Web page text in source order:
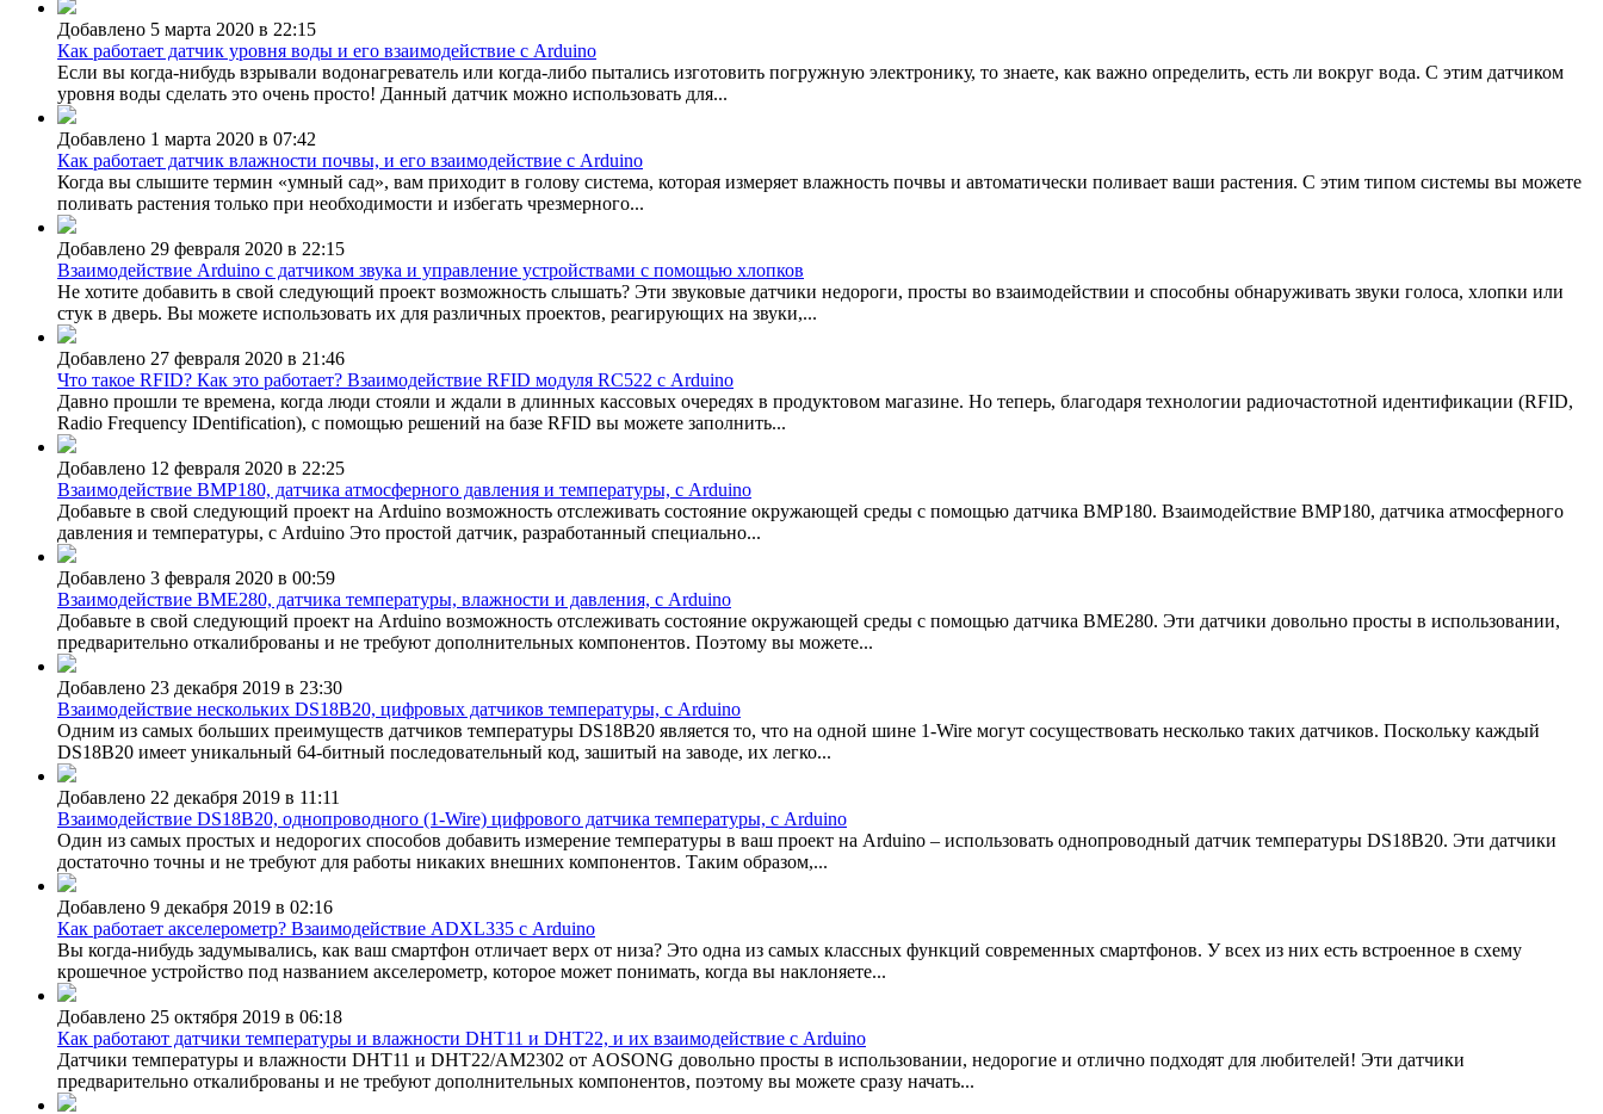
Добавлено 5 марта 2020 в 22:15
Как работает датчик уровня воды и его взаимодействие с Arduino
Если вы когда-нибудь взрывали водонагреватель или когда-либо пытались изготовить погружную электронику, то знаете, как важно определить, есть ли вокруг вода. С этим датчиком
уровня воды сделать это очень просто! Данный датчик можно использовать для...
Добавлено 1 марта 2020 в 07:42
Как работает датчик влажности почвы, и его взаимодействие с Arduino
Когда вы слышите термин «умный сад», вам приходит в голову система, которая измеряет влажность почвы и автоматически поливает ваши растения. С этим типом системы вы можете
поливать растения только при необходимости и избегать чрезмерного...
Добавлено 29 февраля 2020 в 22:15
Взаимодействие Arduino с датчиком звука и управление устройствами с помощью хлопков
Не хотите добавить в свой следующий проект возможность слышать? Эти звуковые датчики недороги, просты во взаимодействии и способны обнаруживать звуки голоса, хлопки или
стук в дверь. Вы можете использовать их для различных проектов, реагирующих на звуки,...
Добавлено 27 февраля 2020 в 21:46
Что такое RFID? Как это работает? Взаимодействие RFID модуля RC522 с Arduino
Давно прошли те времена, когда люди стояли и ждали в длинных кассовых очередях в продуктовом магазине. Но теперь, благодаря технологии радиочастотной идентификации (RFID,
Radio Frequency IDentification), с помощью решений на базе RFID вы можете заполнить...
Добавлено 12 февраля 2020 в 22:25
Взаимодействие BMP180, датчика атмосферного давления и температуры, с Arduino
Добавьте в свой следующий проект на Arduino возможность отслеживать состояние окружающей среды с помощью датчика BMP180. Взаимодействие BMP180, датчика атмосферного
давления и температуры, с Arduino Это простой датчик, разработанный специально...
Добавлено 3 февраля 2020 в 00:59
Взаимодействие BME280, датчика температуры, влажности и давления, с Arduino
Добавьте в свой следующий проект на Arduino возможность отслеживать состояние окружающей среды с помощью датчика BME280. Эти датчики довольно просты в использовании,
предварительно откалиброваны и не требуют дополнительных компонентов. Поэтому вы можете...
Добавлено 23 декабря 2019 в 23:30
Взаимодействие нескольких DS18B20, цифровых датчиков температуры, с Arduino
Одним из самых больших преимуществ датчиков температуры DS18B20 является то, что на одной шине 1-Wire могут сосуществовать несколько таких датчиков. Поскольку каждый
DS18B20 имеет уникальный 64-битный последовательный код, зашитый на заводе, их легко...
Добавлено 22 декабря 2019 в 11:11
Взаимодействие DS18B20, однопроводного (1-Wire) цифрового датчика температуры, с Arduino
Один из самых простых и недорогих способов добавить измерение температуры в ваш проект на Arduino – использовать однопроводный датчик температуры DS18B20. Эти датчики
достаточно точны и не требуют для работы никаких внешних компонентов. Таким образом,...
Добавлено 9 декабря 2019 в 02:16
Как работает акселерометр? Взаимодействие ADXL335 с Arduino
Вы когда-нибудь задумывались, как ваш смартфон отличает верх от низа? Это одна из самых классных функций современных смартфонов. У всех из них есть встроенное в схему
крошечное устройство под названием акселерометр, которое может понимать, когда вы наклоняете...
Добавлено 25 октября 2019 в 06:18
Как работают датчики температуры и влажности DHT11 и DHT22, и их взаимодействие с Arduino
Датчики температуры и влажности DHT11 и DHT22/AM2302 от AOSONG довольно просты в использовании, недорогие и отлично подходят для любителей! Эти датчики
предварительно откалиброваны и не требуют дополнительных компонентов, поэтому вы можете сразу начать...